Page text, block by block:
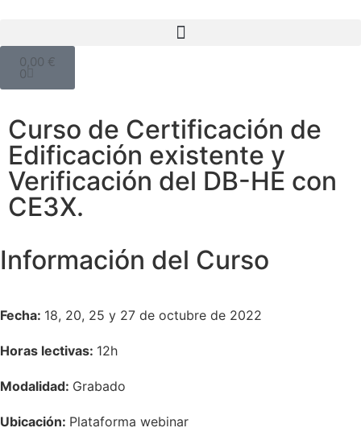
0,00 €
0
Curso de Certificación de
Edificación existente y
Verificación del DB-HE con
CE3X.
Información del Curso
Fecha: 18, 20, 25 y 27 de octubre de 2022
Horas lectivas: 12h
Modalidad: Grabado
Ubicación: Plataforma webinar